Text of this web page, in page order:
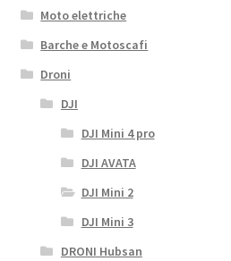
Moto elettriche
Barche e Motoscafi
Droni
DJI
DJI Mini 4 pro
DJI AVATA
DJI Mini 2
DJI Mini 3
DRONI Hubsan